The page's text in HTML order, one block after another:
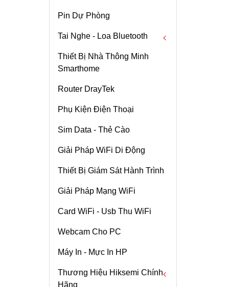
Thẻ Nhớ SDHC
Thẻ Nhớ SDXC
Thẻ Nhớ CFexpress
Pin Dự Phòng
Tai Nghe - Loa Bluetooth
Tai Nghe Bluetooth
Thiết Bị Nhà Thông Minh
Smarthome
Router DrayTek
Phụ Kiện Điện Thoại
Sim Data - Thẻ Cào
Giải Pháp WiFi Di Động
Thiết Bị Giám Sát Hành Trình
Giải Pháp Mạng WiFi
Card WiFi - Usb Thu WiFi
Webcam Cho PC
Máy In - Mực In HP
Thương Hiệu Hiksemi Chính
Hãng
IPhone 14 Promax
512G
Chi tiết
Access Point WiFi
GWN7605 Tốc Độ
100user
Chi tiết
Camera WiFi Ezviz
Đêm – Full HD1080p
WS5200
MIKROTIK HAP AC2
Chi tiết